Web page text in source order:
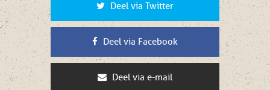
Deel via Twitter
Deel via Facebook
Deel via e-mail